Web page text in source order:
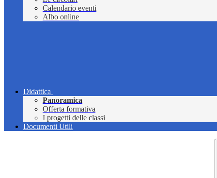
Calendario eventi
Albo online
Didattica
Panoramica
Offerta formativa
I progetti delle classi
Documenti Utili